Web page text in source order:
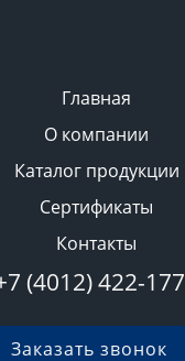
Главная
О компании
Каталог продукции
Сертификаты
Контакты
(4012) 422-177
Заказать звонок